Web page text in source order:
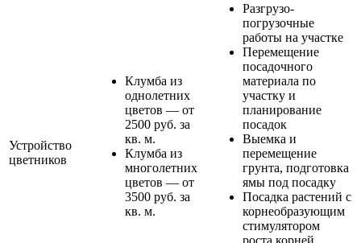
Устройство
цветников
Клумба из
однолетних
цветов — от
2500 руб. за
кв. м.
Клумба из
многолетних
цветов — от
3500 руб. за
кв. м.
Разгрузо-
погрузочные
работы на участке
Перемещение
посадочного
материала по
участку и
планирование
посадок
Выемка и
перемещение
грунта, подготовка
ямы под посадку
Посадка растений с
корнеобразующим
стимулятором
роста корней